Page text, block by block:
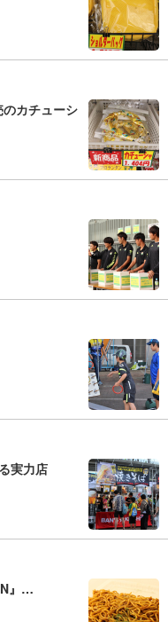
カチューシ
実力店
』…